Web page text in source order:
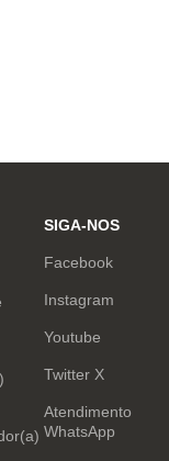
SIGA-NOS
Facebook
Instagram
Youtube
Twitter X
Atendimento
WhatsApp